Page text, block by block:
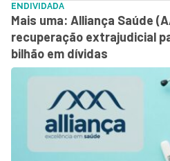
ENDIVIDADA
Mais uma: Alliança Saúde
recuperação extrajudicial
bilhão em dívidas